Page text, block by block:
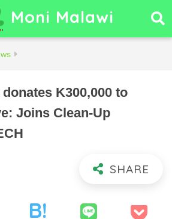
Moni Malawi
K300,000 to
Joins Clean-Up